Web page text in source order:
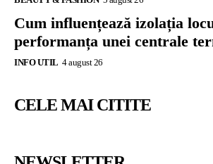
Cum influențează izolația
performanța unei centrale
INFO UTIL 4 august 26
CELE MAI CITITE